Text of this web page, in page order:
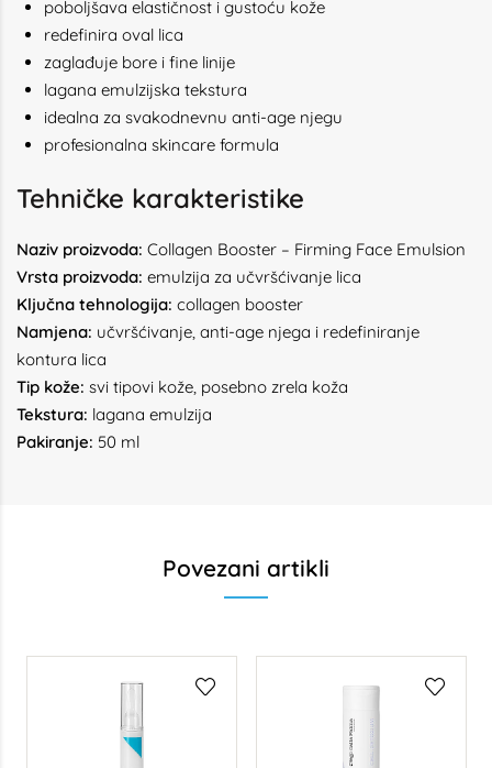
poboljšava elastičnost i gustoću kože
redefinira oval lica
zaglađuje bore i fine linije
lagana emulzijska tekstura
idealna za svakodnevnu anti-age njegu
profesionalna skincare formula
Tehničke karakteristike
Naziv proizvoda: Collagen Booster – Firming Face Emulsion
Vrsta proizvoda: emulzija za učvršćivanje lica
Ključna tehnologija: collagen booster
Namjena: učvršćivanje, anti-age njega i redefiniranje
kontura lica
Tip kože: svi tipovi kože, posebno zrela koža
Tekstura: lagana emulzija
Pakiranje: 50 ml
Povezani artikli